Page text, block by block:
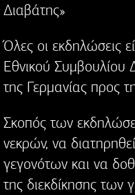
Διαβάτης»
Όλες οι εκδηλώσεις
Εθνικού Συμβουλίου
της Γερμανίας προς
Σκοπός των
νεκρών, να
γεγονότων και να
της διεκδίκησης των